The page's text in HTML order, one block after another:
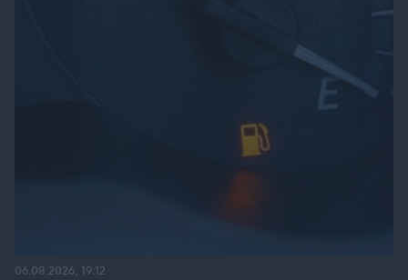
06.08.2026, 19:12